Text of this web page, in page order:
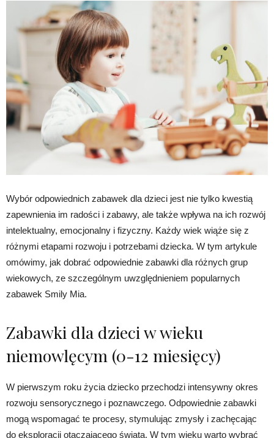
Wybór odpowiednich zabawek dla dzieci jest nie tylko kwestią
zapewnienia im radości i zabawy, ale także wpływa na ich rozwój
intelektualny, emocjonalny i fizyczny. Każdy wiek wiąże się z
różnymi etapami rozwoju i potrzebami dziecka. W tym artykule
omówimy, jak dobrać odpowiednie zabawki dla różnych grup
wiekowych, ze szczególnym uwzględnieniem popularnych
zabawek Smily Mia.
Zabawki dla dzieci w wieku
niemowlęcym (0-12 miesięcy)
W pierwszym roku życia dziecko przechodzi intensywny okres
rozwoju sensorycznego i poznawczego. Odpowiednie zabawki
mogą wspomagać te procesy, stymulując zmysły i zachęcając
do eksploracji otaczającego świata. W tym wieku warto wybrać